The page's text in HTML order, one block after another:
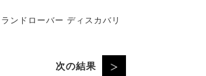
ンドローバー ディスカバリ
次の結果